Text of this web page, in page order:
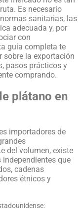
Es necesario
sanitarias, las
adecuada y, por
con
guía completa te
sobre la exportación
pasos prácticos y
comprando.
plátano en
importadores de
del volumen, existe
independientes que
cadenas
étnicos y